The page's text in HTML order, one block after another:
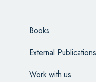
Books
External Publications
Work with us